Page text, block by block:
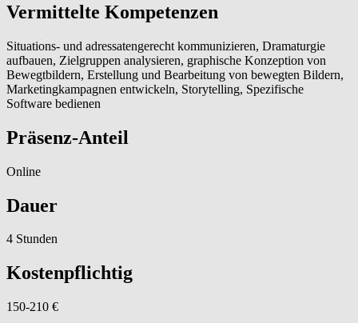
Vermittelte Kompetenzen
Situations- und adressatengerecht kommunizieren, Dramaturgie
aufbauen, Zielgruppen analysieren, graphische Konzeption von
Bewegtbildern, Erstellung und Bearbeitung von bewegten Bildern,
Marketingkampagnen entwickeln, Storytelling, Spezifische
Software bedienen
Präsenz-Anteil
Online
Dauer
4 Stunden
Kostenpflichtig
150-210 €